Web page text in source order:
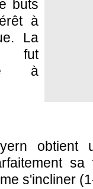
buts
à
La
fut
à
obtient
s'incliner